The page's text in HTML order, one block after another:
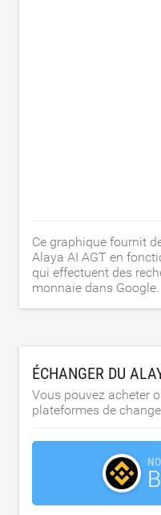
Ce graphique fournit
Alaya AI AGT en
qui effectuent des
monnaie dans Google.
ÉCHANGER DU
Vous pouvez acheter
plateformes de